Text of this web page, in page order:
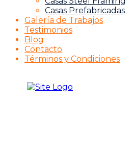
Casas Prefabricadas
Galería de Trabajos
Testimonios
Blog
Contacto
Términos y Condiciones